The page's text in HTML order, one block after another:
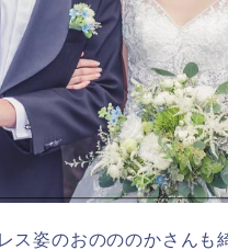
ス姿のおのののかさんも